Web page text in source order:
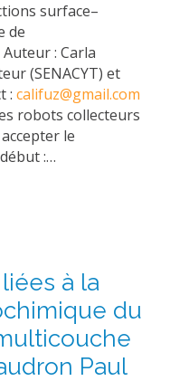
surface–
de
: Carla
(SENACYT) et
: califuz@gmail.com
robots collecteurs
le
:…
à la
du
Paul